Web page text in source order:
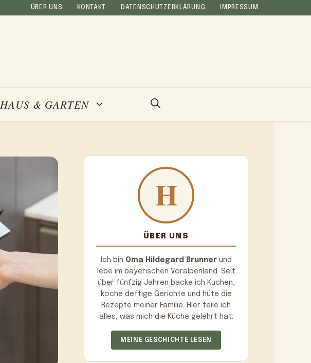
ÜBER UNS KONTAKT DATENSCHUTZERKLÄRUNG IMPRESSUM
HAUS & GARTEN
ÜBER UNS
Ich bin Oma Hildegard Brunnerund
lebe im bayerischen Voralpenland. Seit
über fünfzig Jahren backe ich Kuchen,
koche deftige Gerichte und hüte die
Rezepte meiner Familie. Hier teile ich
alles, was mich die Küche gelehrt hat.
MEINE GESCHICHTE LESEN